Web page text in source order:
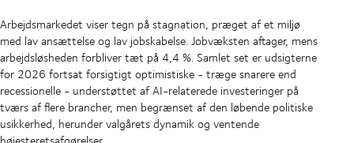
Arbejdsmarkedet viser tegn på stagnation, præget af et miljø
med lav ansættelse og lav jobskabelse. Jobvæksten aftager, mens
arbejdsløsheden forbliver tæt på 4,4 %. Samlet set er udsigterne
for 2026 fortsat forsigtigt optimistiske - træge snarere end
recessionelle - understøttet af AI-relaterede investeringer på
tværs af flere brancher, men begrænset af den løbende politiske
usikkerhed, herunder valgårets dynamik og ventende